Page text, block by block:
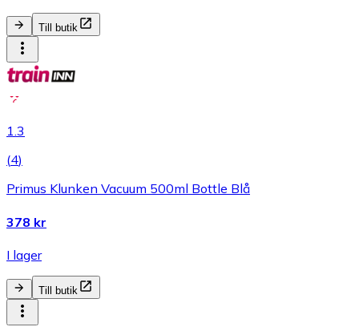
Till butik
1.3
(4)
Primus Klunken Vacuum 500ml Bottle Blå
378 kr
I lager
Till butik